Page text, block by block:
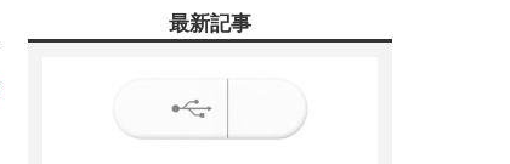
最新記事